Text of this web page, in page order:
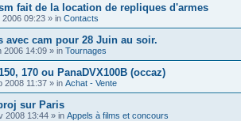
fait de la location de repliques d'armes
2006 09:23 » in Contacts
avec cam pour 28 Juin au soir.
2006 14:09 » in Tournages
170 ou PanaDVX100B (occaz)
2008 11:37 » in Achat - Vente
sur Paris
2008 13:44 » in Appels à films et concours